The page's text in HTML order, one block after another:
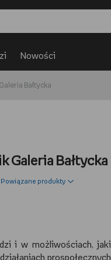
Nowości
Bałtycka
Galeria Bałtycka
Powiązane produkty
i w możliwościach,